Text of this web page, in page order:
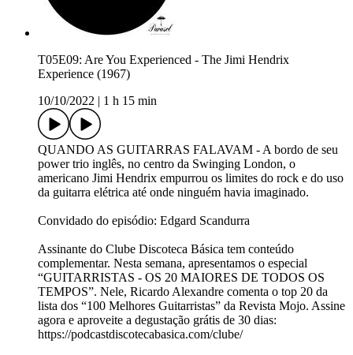
T05E09: Are You Experienced - The Jimi Hendrix
Experience (1967)
10/10/2022
1 h 15 min
QUANDO AS GUITARRAS FALAVAM - A bordo de seu
power trio inglês, no centro da Swinging London, o
americano Jimi Hendrix empurrou os limites do rock e do uso
da guitarra elétrica até onde ninguém havia imaginado.
Convidado do episódio: Edgard Scandurra
Assinante do Clube Discoteca Básica tem conteúdo
complementar. Nesta semana, apresentamos o especial
“GUITARRISTAS - OS 20 MAIORES DE TODOS OS
TEMPOS”. Nele, Ricardo Alexandre comenta o top 20 da
lista dos “100 Melhores Guitarristas” da Revista Mojo. Assine
agora e aproveite a degustação grátis de 30 dias:
https://podcastdiscotecabasica.com/clube/